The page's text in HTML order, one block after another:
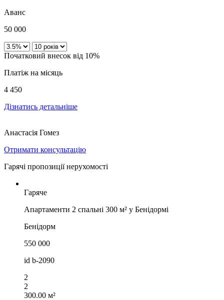
Аванс
50 000
Початковий внесок від 10%
Платіж на місяць
4 450
Дізнатись детальніше
Анастасія Гомез
Отримати консультацію
Гарячі пропозиції нерухомості
Гаряче
Апартаменти 2 спальні 300 м² у Бенідормі
Бенідорм
550 000
id b-2090
2
2
300.00 м²